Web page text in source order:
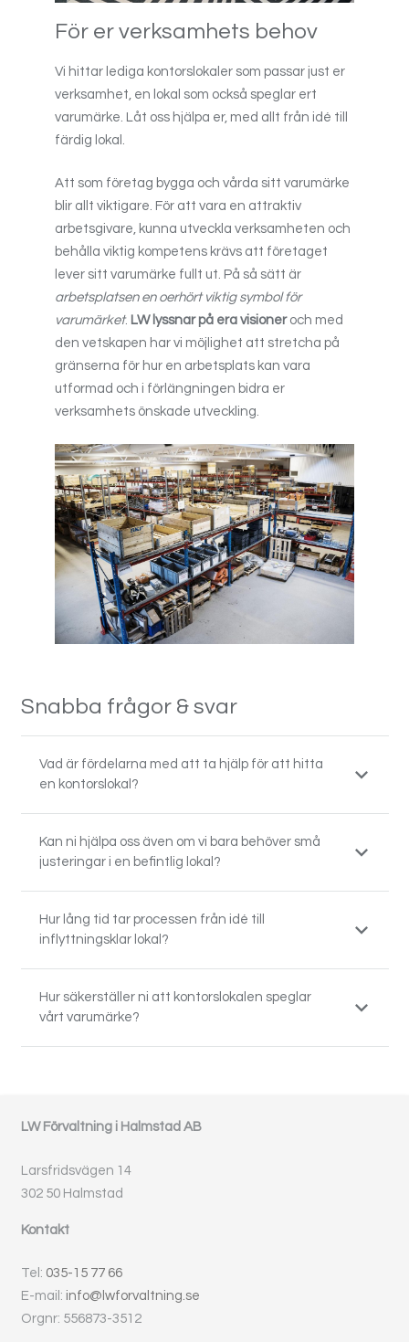
För er verksamhets behov
Vi hittar lediga kontorslokaler som passar just er
verksamhet, en lokal som också speglar ert
varumärke. Låt oss hjälpa er, med allt från idé till
färdig lokal.
Att som företag bygga och vårda sitt varumärke
blir allt viktigare. För att vara en attraktiv
arbetsgivare, kunna utveckla verksamheten och
behålla viktig kompetens krävs att företaget
lever sitt varumärke fullt ut. På så sätt är
arbetsplatsen en oerhört viktig symbol för
varumärket. LW lyssnar på era visioneroch med
den vetskapen har vi möjlighet att stretcha på
gränserna för hur en arbetsplats kan vara
utformad och i förlängningen bidra er
verksamhets önskade utveckling.
Snabba frågor & svar
Vad är fördelarna med att ta hjälp för att hitta
en kontorslokal?
Kan ni hjälpa oss även om vi bara behöver små
justeringar i en befintlig lokal?
Hur lång tid tar processen från idé till
inflyttningsklar lokal?
Hur säkerställer ni att kontorslokalen speglar
vårt varumärke?
LW Förvaltning i Halmstad AB
Larsfridsvägen 14
302 50 Halmstad
Kontakt
Tel: 035-15 77 66
E-mail: info@lwforvaltning.se
Orgnr: 556873-3512